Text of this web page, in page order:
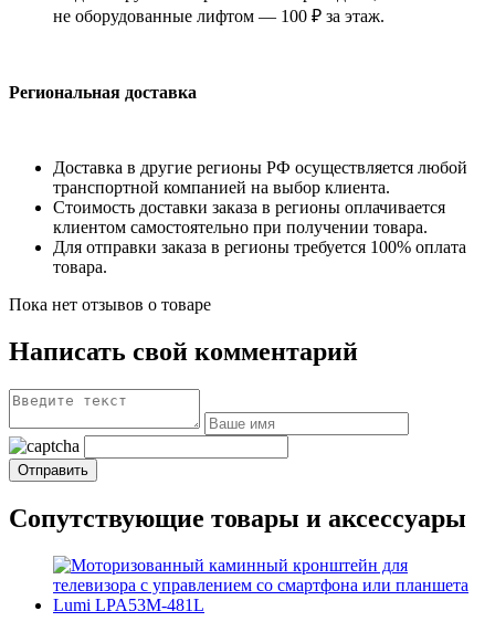
не оборудованные лифтом — 100 ₽ за этаж.
Региональная доставка
Доставка в другие регионы РФ осуществляется любой
транспортной компанией на выбор клиента.
Стоимость доставки заказа в регионы оплачивается
клиентом самостоятельно при получении товара.
Для отправки заказа в регионы требуется 100% оплата
товара.
Пока нет отзывов о товаре
Написать свой комментарий
Сопутствующие товары и аксессуары